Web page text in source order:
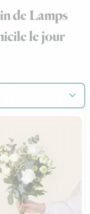
de Lamps
le jour